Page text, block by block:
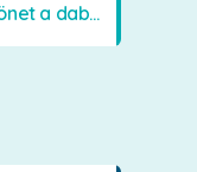
💐 Szívből jövő köszönet a dabasi Orimamiknak! 💐